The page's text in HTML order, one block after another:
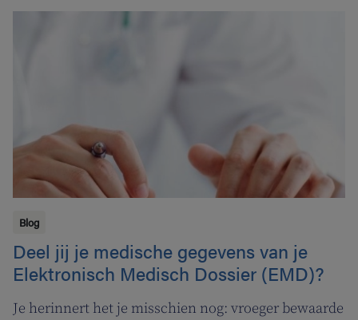
elektronisch attest (eAttest) het licht, een
belangrijke evolutie die je leven een pak makkelijker
Blog
Deel jij je medische gegevens van je
Elektronisch Medisch Dossier (EMD)?
Je herinnert het je misschien nog: vroeger bewaarde